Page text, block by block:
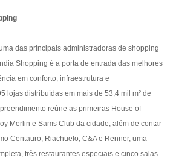
das principais administradoras de shopping
Shopping é a porta de entrada das melhores
em conforto, infraestrutura e
lojas distribuídas em mais de 53,4 mil m² de
reúne as primeiras House of
Merlin e Sams Club da cidade, além de contar
Centauro, Riachuelo, C&A e Renner, uma
três restaurantes especiais e cinco salas